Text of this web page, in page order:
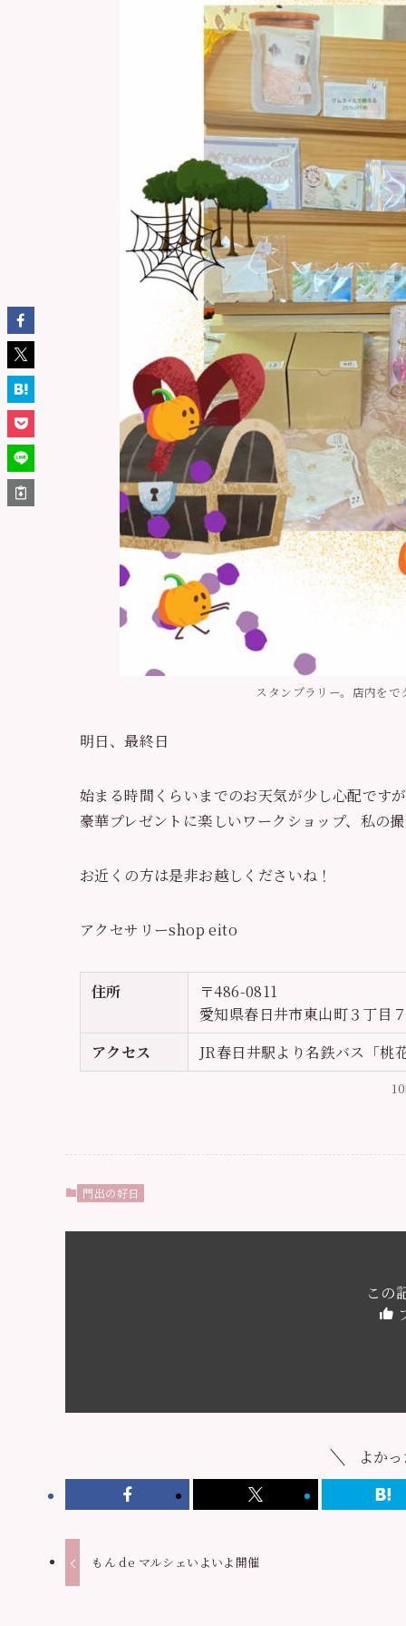
スタンプラリー。店内を
明日、最終日
始まる時間くらいまでのお天気が少し心配です
豪華プレゼントに楽しいワークショップ、私の
お近くの方は是非お越しくださいね！
アクセサリーshop eito
住所
〒486-0811
愛知県春日井市東山町３丁目
アクセス
JR春日井駅より名鉄バス「桃
門出の好日
この
よか
もん de マルシェいよいよ開催